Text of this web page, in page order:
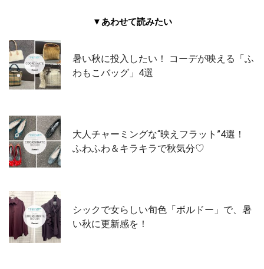
▼あわせて読みたい
暑い秋に投入したい！ コーデが映える「ふ
わもこバッグ」4選
大人チャーミングな“映えフラット”4選！
ふわふわ＆キラキラで秋気分♡
シックで女らしい旬色「ボルドー」で、暑
い秋に更新感を！